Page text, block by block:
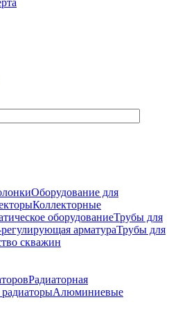
Оборудование для
Коллекторные
оборудованиеТрубы для
арматураТрубы для
скважин
Радиаторная
Алюминиевые